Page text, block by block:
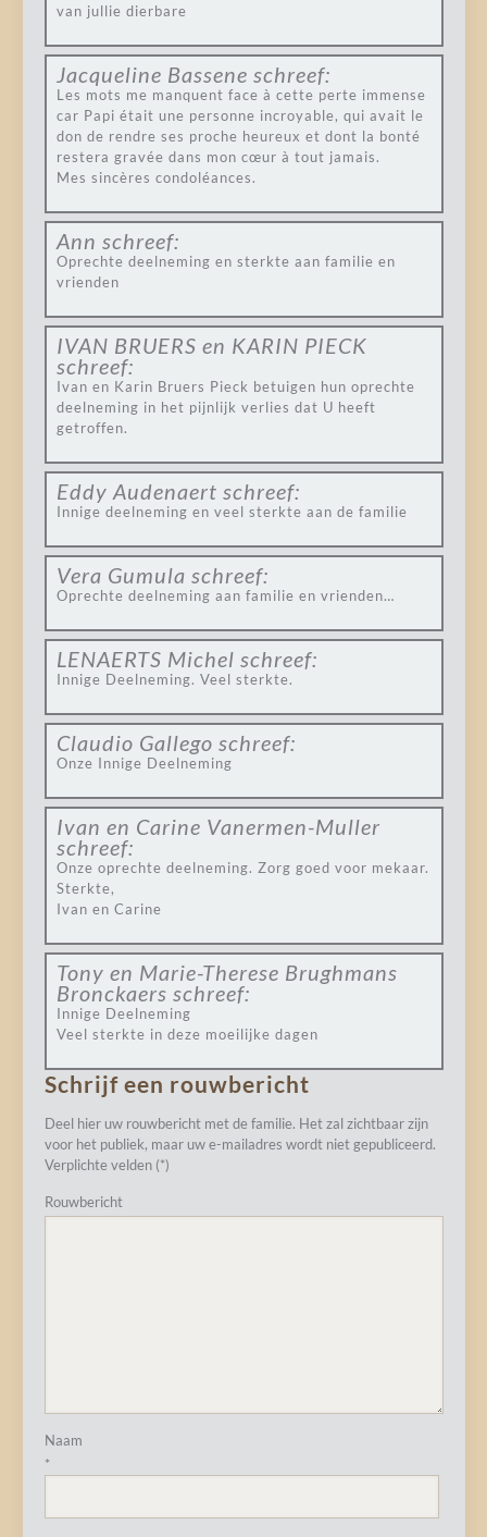
van jullie dierbare
Jacqueline Bassene schreef:
Les mots me manquent face à cette perte immense
car Papi était une personne incroyable, qui avait le
don de rendre ses proche heureux et dont la bonté
restera gravée dans mon cœur à tout jamais.
Mes sincères condoléances.
Ann schreef:
Oprechte deelneming en sterkte aan familie en
vrienden
IVAN BRUERS en KARIN PIECK
schreef:
Ivan en Karin Bruers Pieck betuigen hun oprechte
deelneming in het pijnlijk verlies dat U heeft
getroffen.
Eddy Audenaert schreef:
Innige deelneming en veel sterkte aan de familie
Vera Gumula schreef:
Oprechte deelneming aan familie en vrienden…
LENAERTS Michel schreef:
Innige Deelneming. Veel sterkte.
Claudio Gallego schreef:
Onze Innige Deelneming
Ivan en Carine Vanermen-Muller
schreef:
Onze oprechte deelneming. Zorg goed voor mekaar.
Sterkte,
Ivan en Carine
Tony en Marie-Therese Brughmans
Bronckaers schreef:
Innige Deelneming
Veel sterkte in deze moeilijke dagen
Schrijf een rouwbericht
Deel hier uw rouwbericht met de familie. Het zal zichtbaar zijn
voor het publiek, maar uw e-mailadres wordt niet gepubliceerd.
Verplichte velden (*)
Rouwbericht
Naam
*